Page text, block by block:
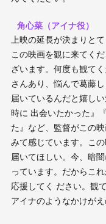
角心菜（アイナ役）
上映の延長が決まりと
この映画を観に来てく
ざいます。何度も観て
さんあり、悩んで葛藤
届いているんだと嬉し
時に 出会いたかった』
た』など、監督がこの
みて感じています。こ
届いてほしい。今、暗
っています。だからこ
応援してく ださい。観
アイナのようなかけが